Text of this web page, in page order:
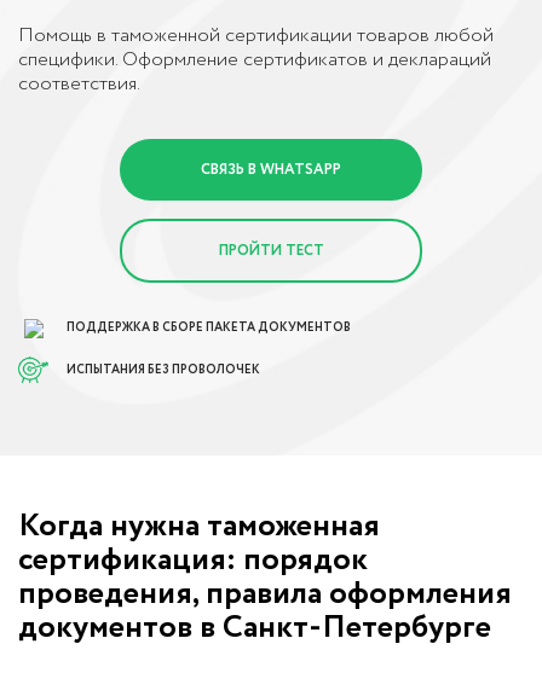
Помощь в таможенной сертификации товаров любой
специфики. Оформление сертификатов и деклараций
соответствия.
СВЯЗЬ В WHATSAPP
ПРОЙТИ ТЕСТ
ПОДДЕРЖКА В СБОРЕ ПАКЕТА ДОКУМЕНТОВ
ИСПЫТАНИЯ БЕЗ ПРОВОЛОЧЕК
Когда нужна таможенная
сертификация: порядок
проведения, правила оформления
документов в Санкт-Петербурге